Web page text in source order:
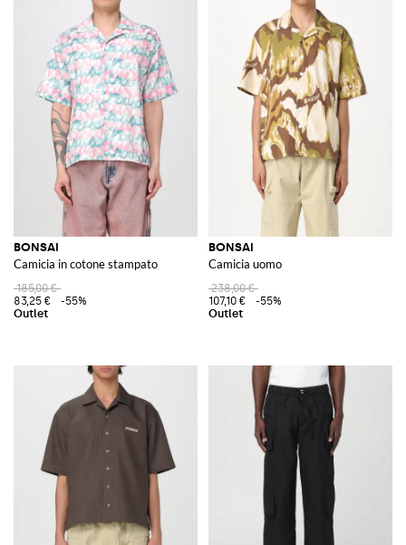
BONSAI
Camicia in cotone stampato
185,00 €
83,25 €
-55%
BONSAI
Camicia uomo
238,00 €
107,10 €
-55%